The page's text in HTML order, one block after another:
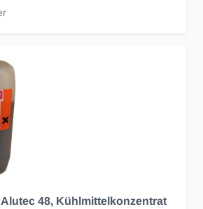
48, Kühlmittelkonzentrat